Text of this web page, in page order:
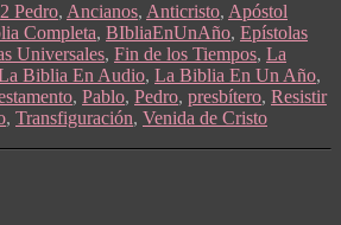
2 Pedro, Ancianos, Anticristo, Apóstol
Completa, BIbliaEnUnAño, Epístolas
Universales, Fin de los Tiempos, La
Biblia En Audio, La Biblia En Un Año,
, Pablo, Pedro, presbítero, Resistir
, Transfiguración, Venida de Cristo